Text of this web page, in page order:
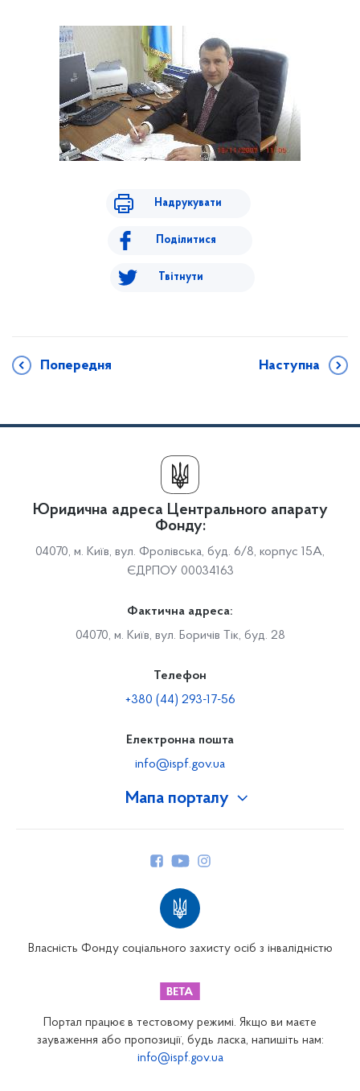
Надрукувати
Поділитися
Твітнути
Попередня Наступна
Мапа порталу
Закарпатське відділення
Запорізьке відділення
Юридична адреса Центрального апарату
Фонду:
04070, м. Київ, вул. Фролівська, буд. 6/8, корпус 15А,
ЄДРПОУ 00034163
Фактична адреса:
04070, м. Київ, вул. Боричів Тік, буд. 28
Телефон
+380 (44) 293-17-56
Електронна пошта
info@ispf.gov.ua
Власність Фонду соціального захисту осіб з інвалідністю
Портал працює в тестовому режимі. Якщо ви маєте
зауваження або пропозиції, будь ласка, напишіть нам:
info@ispf.gov.ua